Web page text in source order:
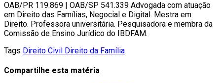
OAB/PR 119.869 | OAB/SP 541.339 Advogada com atuação
em Direito das Famílias, Negocial e Digital. Mestra em
Direito. Professora universitária. Pesquisadora e membra da
Comissão de Ensino Jurídico do IBDFAM.
Tags Direito Civil Direito da Família
Compartilhe esta matéria